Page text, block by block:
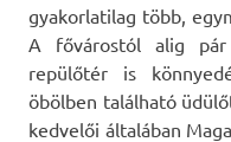
gyakorlatilag több,
A fővárostól alig
repülőtér is
öbölben található
kedvelői általában